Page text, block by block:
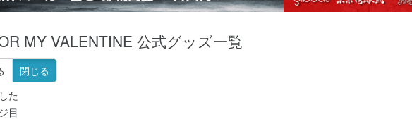
MY VALENTINE 公式グッズ一覧
閉じる
た
目